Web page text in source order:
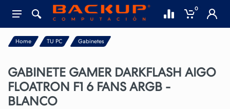
0
Home TU PC Gabinetes
GABINETE GAMER DARKFLASH AIGO
FLOATRON F1 6 FANS ARGB -
BLANCO